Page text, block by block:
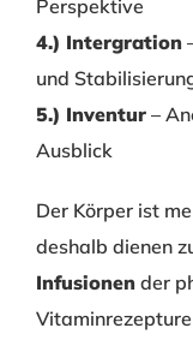
Perspektive
4.) Intergration
und
5.) Inventur –
Ausblick
Der Körper ist
deshalb dienen
Infusionen der